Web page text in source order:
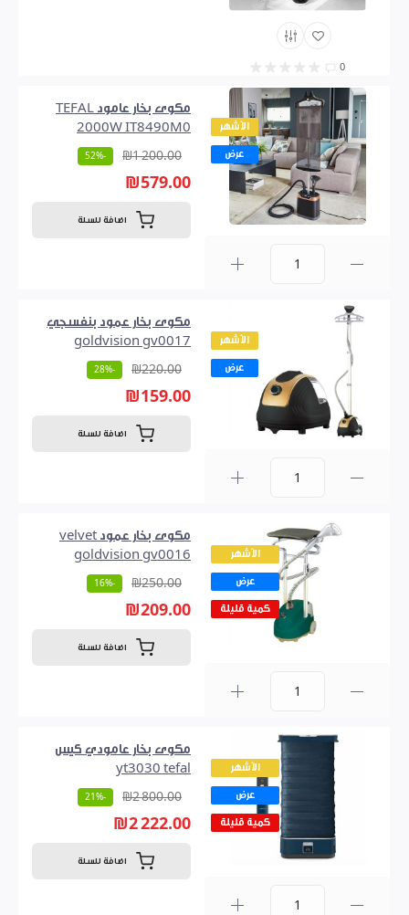
0
الأشهر
عرض
مكوى بخار عامود TEFAL
2000W IT8490M0
₪1 200.00
-52%
₪579.00
اضافة للسلة
الأشهر
عرض
مكوى بخار عمود بنفسجي
goldvision gv0017
₪220.00
-28%
₪159.00
اضافة للسلة
الأشهر
عرض
كمية قليلة
مكوى بخار عمود velvet
goldvision gv0016
₪250.00
-16%
₪209.00
اضافة للسلة
الأشهر
عرض
كمية قليلة
مكوى بخار عامودي كيس
yt3030 tefal
₪2 800.00
-21%
₪2 222.00
اضافة للسلة